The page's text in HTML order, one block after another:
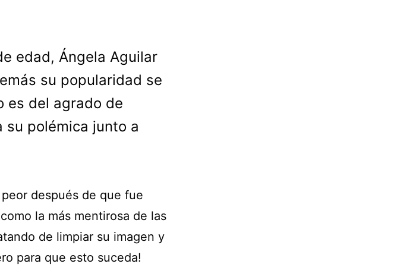
edad, Ángela Aguilar
su popularidad se
es del agrado de
su polémica junto a
después de que fue
la más mentirosa de las
de limpiar su imagen y
para que esto suceda!